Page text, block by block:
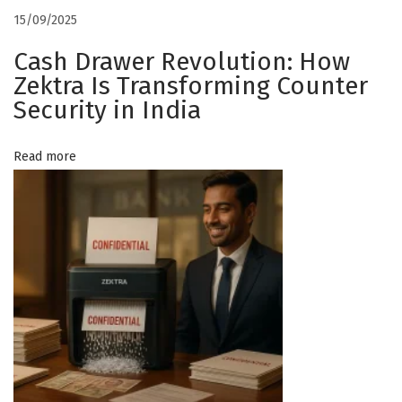
a
t
i
o
e
N
e
x
p
A
l
i
u
a
v
o
l
15/09/2025
Cash Drawer Revolution: How
Zektra Is Transforming Counter
Security in India
Read more